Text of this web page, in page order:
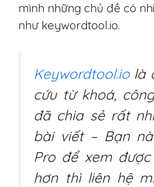
mình những chủ đề có
như keywordtool.io.
Keywordtool.iolà
cứu từ khoá,
đã chia sẻ rất
bài viết – Bạn
Pro để xem
hơn thì liên hệ